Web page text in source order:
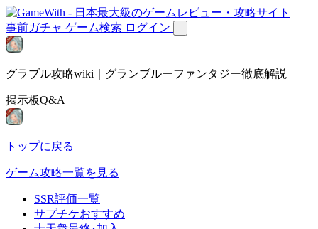
事前ガチャ ゲーム検索 ログイン
グラブル攻略wiki｜グランブルーファンタジー徹底解説
掲示板Q&A
トップに戻る
ゲーム攻略一覧を見る
SSR評価一覧
サプチケおすすめ